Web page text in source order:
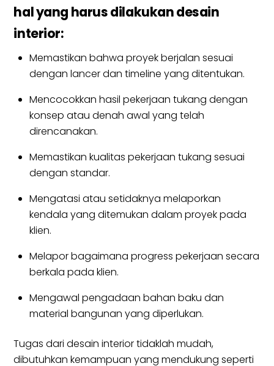
hal yang harus dilakukan desain
interior:
Memastikan bahwa proyek berjalan sesuai
dengan lancer dan timeline yang ditentukan.
Mencocokkan hasil pekerjaan tukang dengan
konsep atau denah awal yang telah
direncanakan.
Memastikan kualitas pekerjaan tukang sesuai
dengan standar.
Mengatasi atau setidaknya melaporkan
kendala yang ditemukan dalam proyek pada
klien.
Melapor bagaimana progress pekerjaan secara
berkala pada klien.
Mengawal pengadaan bahan baku dan
material bangunan yang diperlukan.
Tugas dari desain interior tidaklah mudah,
dibutuhkan kemampuan yang mendukung seperti